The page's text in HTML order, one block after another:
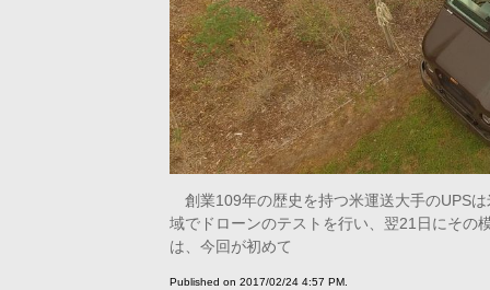
創業109年の歴史を持つ米運送大手のUPS
域でドローンのテストを行い、翌21日にその
は、今回が初めて
Published on 2017/02/24 4:57 PM.